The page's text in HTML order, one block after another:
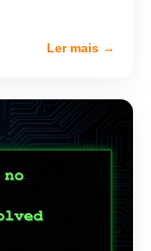
Ler mais →